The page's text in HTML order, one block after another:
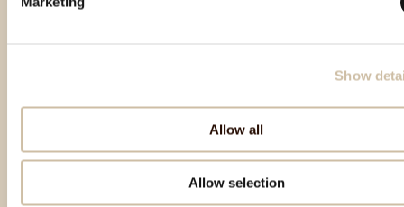
Show
Allow all
Allow selection